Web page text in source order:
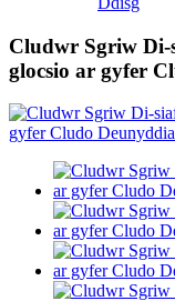
Cludwr Sgriw
glocsio ar gyfer